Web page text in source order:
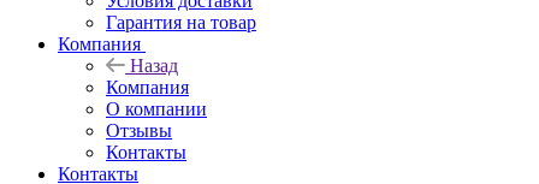
Гарантия на товар
Компания
Назад
Компания
О компании
Отзывы
Контакты
Контакты